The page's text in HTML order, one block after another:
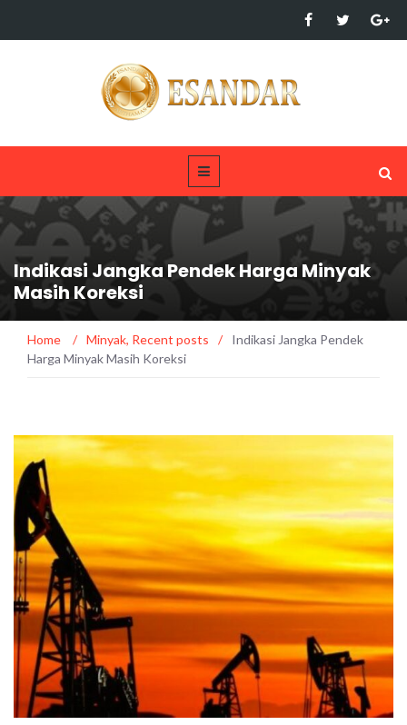
Indikasi Jangka Pendek Harga Minyak
Masih Koreksi
Home / Minyak, Recent posts /
Indikasi Jangka Pendek
Harga Minyak Masih Koreksi